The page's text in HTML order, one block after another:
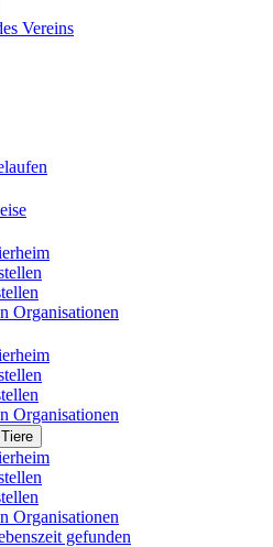
Vereins
Organisationen
Organisationen
Organisationen
gefunden